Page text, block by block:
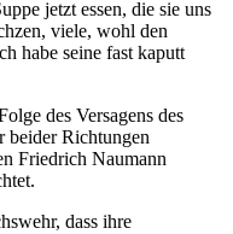
jetzt essen, die sie uns
viele, wohl den
habe seine fast kaputt
des Versagens des
beider Richtungen
Friedrich Naumann
dass ihre